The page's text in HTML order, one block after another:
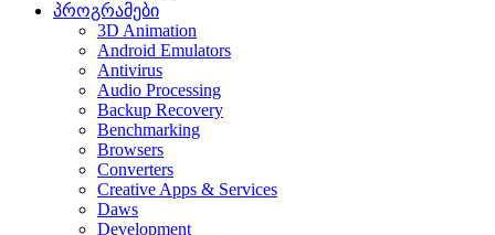
პროგრამები
3D Animation
Android Emulators
Antivirus
Audio Processing
Backup Recovery
Benchmarking
Browsers
Converters
Creative Apps & Services
Daws
Development